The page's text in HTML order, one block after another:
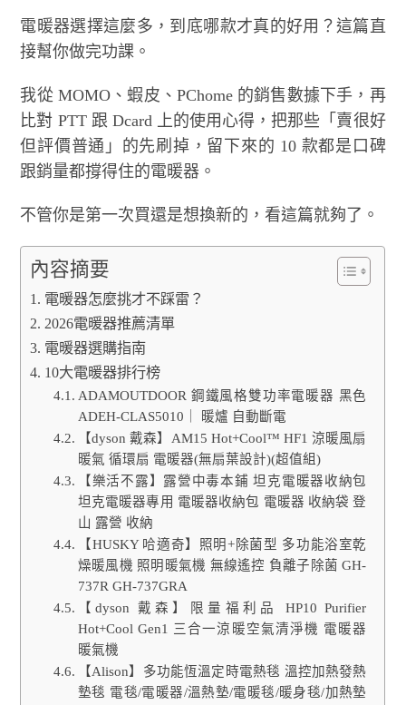
電暖器選擇這麼多，到底哪款才真的好用？這篇直
接幫你做完功課。
我從 MOMO、蝦皮、PChome 的銷售數據下手，再
比對 PTT 跟 Dcard 上的使用心得，把那些「賣很好
但評價普通」的先刷掉，留下來的 10 款都是口碑
跟銷量都撐得住的電暖器。
不管你是第一次買還是想換新的，看這篇就夠了。
內容摘要
電暖器怎麼挑才不踩雷？
2026電暖器推薦清單
電暖器選購指南
10大電暖器排行榜
ADAMOUTDOOR 鋼鐵風格雙功率電暖器 黑色
ADEH-CLAS5010｜ 暖爐 自動斷電
【dyson 戴森】AM15 Hot+Cool™ HF1 涼暖風扇
暖氣 循環扇 電暖器(無扇葉設計)(超值組)
【樂活不露】露營中毒本鋪 坦克電暖器收納包
坦克電暖器專用 電暖器收納包 電暖器 收納袋 登
山 露營 收納
【HUSKY 哈適奇】照明+除菌型 多功能浴室乾
燥暖風機 照明暖氣機 無線遙控 負離子除菌 GH-
737R GH-737GRA
【dyson 戴森】限量福利品 HP10 Purifier
Hot+Cool Gen1 三合一涼暖空氣清淨機 電暖器
暖氣機
【Alison】多功能恆溫定時電熱毯 溫控加熱發熱
墊毯 電毯/電暖器/溫熱墊/電暖毯/暖身毯/加熱墊